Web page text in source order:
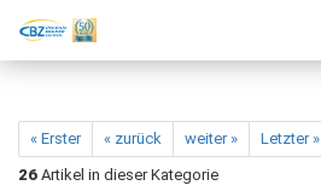
« Erster « zurück weiter »
Letzter »
26 Artikel in dieser Kategorie